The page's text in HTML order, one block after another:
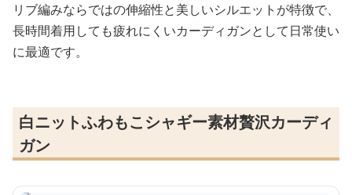
リブ編みならではの伸縮性と美しいシルエットが特徴で、
長時間着用しても疲れにくいカーディガンとして日常使い
に最適です。
白ニットふわもこシャギー素材贅沢カーディ
ガン